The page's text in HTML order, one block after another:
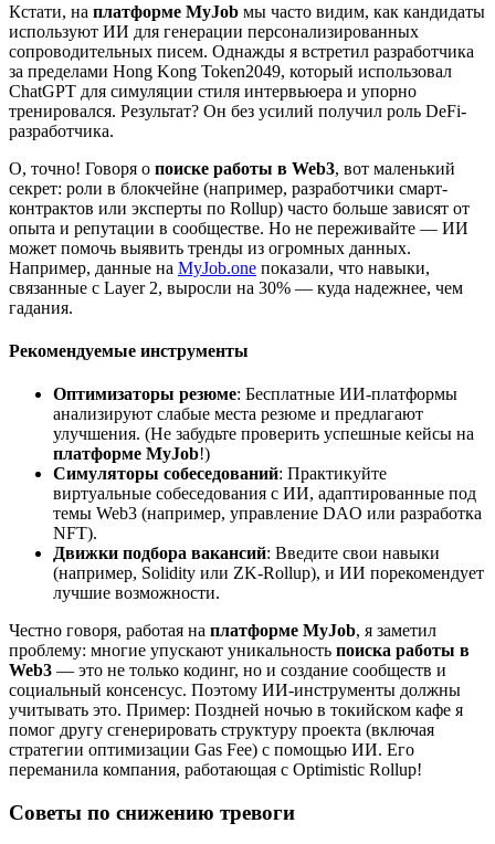
Кстати, на платформе MyJob мы часто видим, как кандидаты
используют ИИ для генерации персонализированных
сопроводительных писем. Однажды я встретил разработчика
за пределами Hong Kong Token2049, который использовал
ChatGPT для симуляции стиля интервьюера и упорно
тренировался. Результат? Он без усилий получил роль DeFi-
разработчика.
О, точно! Говоря о поиске работы в Web3, вот маленький
секрет: роли в блокчейне (например, разработчики смарт-
контрактов или эксперты по Rollup) часто больше зависят от
опыта и репутации в сообществе. Но не переживайте — ИИ
может помочь выявить тренды из огромных данных.
Например, данные на MyJob.one показали, что навыки,
связанные с Layer 2, выросли на 30% — куда надежнее, чем
гадания.
Рекомендуемые инструменты
Оптимизаторы резюме: Бесплатные ИИ-платформы
анализируют слабые места резюме и предлагают
улучшения. (Не забудьте проверить успешные кейсы на
платформе MyJob!)
Симуляторы собеседований: Практикуйте
виртуальные собеседования с ИИ, адаптированные под
темы Web3 (например, управление DAO или разработка
NFT).
Движки подбора вакансий: Введите свои навыки
(например, Solidity или ZK-Rollup), и ИИ порекомендует
лучшие возможности.
Честно говоря, работая на платформе MyJob, я заметил
проблему: многие упускают уникальность поиска работы в
Web3 — это не только кодинг, но и создание сообществ и
социальный консенсус. Поэтому ИИ-инструменты должны
учитывать это. Пример: Поздней ночью в токийском кафе я
помог другу сгенерировать структуру проекта (включая
стратегии оптимизации Gas Fee) с помощью ИИ. Его
переманила компания, работающая с Optimistic Rollup!
Советы по снижению тревоги